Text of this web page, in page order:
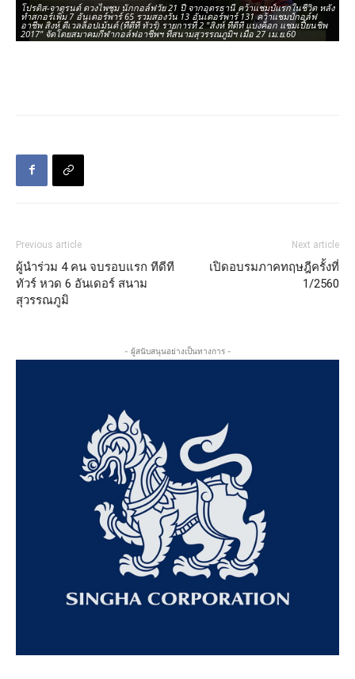
โปรดิส-จาตุรนต์ ดวงไพชุม นักกอล์ฟวัย 21 ปี จากอุดรธานี คว้าแชมป์แรกในชีวิต หลัง
ทำสกอร์เพิ่ม 7 อันเดอร์พาร์ 65 รวมสองวัน 13 อันเดอร์พาร์ 131 คว้าแชมป์กอล์ฟ
อาชีพ สิงห์ ดีเวลล็อปเม้นต์ (ทีดีที ทัวร์) รายการที่ 2 "สิงห์ ทีดีที แบงค็อก แชมเปี้ยนชิพ
2017" จัดโดยสมาคมกีฬากอล์ฟอาชีพฯ ที่สนามสุวรรณภูมิฯ เมื่อ 27 เม.ย.60
Previous article
ผู้นำร่วม 4 คน จบรอบแรก ทีดีที
ทัวร์ หวด 6 อันเดอร์ สนาม
สุวรรณภูมิ
Next article
เปิดอบรมภาคทฤษฎีครั้งที่
1/2560
- ผู้สนับสนุนอย่างเป็นทางการ -